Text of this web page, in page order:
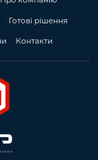
Готові рішення
Контакти